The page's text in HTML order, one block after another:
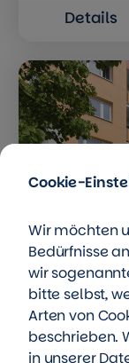
Details
Cookie-
Wir möchten
Bedürfnisse
wir
bitte selbst,
Arten von
beschrieben.
in unserer